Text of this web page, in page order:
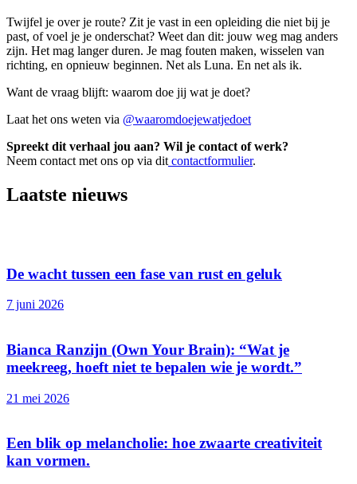
Twijfel je over je route? Zit je vast in een opleiding die niet bij je
past, of voel je je onderschat? Weet dan dit: jouw weg mag anders
zijn. Het mag langer duren. Je mag fouten maken, wisselen van
richting, en opnieuw beginnen. Net als Luna. En net als ik.
Want de vraag blijft: waarom doe jij wat je doet?
Laat het ons weten via @waaromdoejewatjedoet
Spreekt dit verhaal jou aan? Wil je contact of werk?
Neem contact met ons op via dit contactformulier.
Laatste nieuws
De wacht tussen een fase van rust en geluk
7 juni 2026
Bianca Ranzijn (Own Your Brain): “Wat je
meekreeg, hoeft niet te bepalen wie je wordt.”
21 mei 2026
Een blik op melancholie: hoe zwaarte creativiteit
kan vormen.